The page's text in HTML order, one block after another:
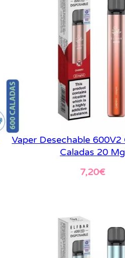
Vaper Desechable
Caladas 20 Mg
7,20€